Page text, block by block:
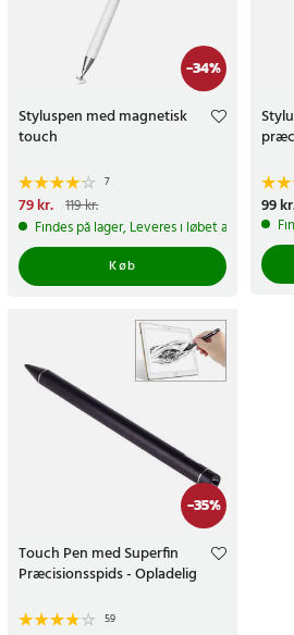
-34%
Styluspen med magnetisk
touch
7
Nuværende pris
pris:119 kr.
79 kr. 119 kr.
Findes på lager, Leveres i løbet af 1-2
Køb
Pris:
99
-35%
Touch Pen med Superfin
Præcisionsspids - Opladelig
59